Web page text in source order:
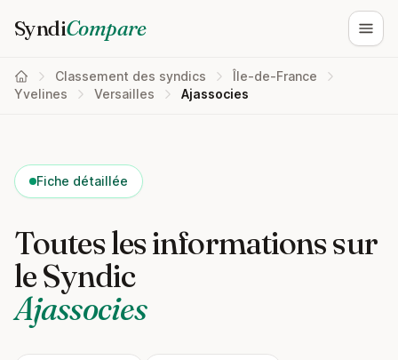
SyndiCompare
Classement des syndics
Île-de-France
Yvelines
Versailles Ajassocies
Fiche détaillée
Toutes les informations sur
le Syndic
Ajassocies